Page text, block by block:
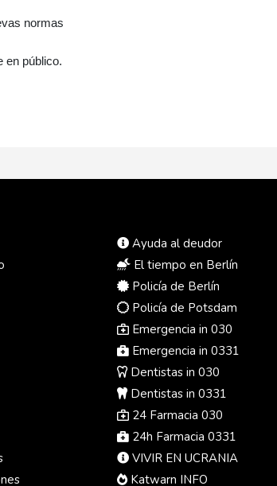
normas
en público.
Ayuda al deudor
El tiempo en Berlín
Policía de Berlín
Policía de Potsdam
Emergencia in 030
Emergencia in 0331
Dentistas in 030
Dentistas in 0331
24 Farmacia 030
24h Farmacia 0331
VIVIR EN UCRANIA
Katwarn INFO